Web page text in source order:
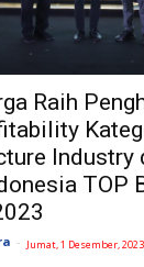
Raih
Industry
TOP
- Jumat, 1 Desember,